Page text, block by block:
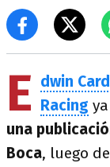
E dwin
Racing
una
Boca, luego